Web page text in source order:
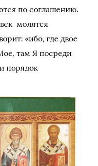
по соглашению.
молятся
«ибо, где двое
там Я посреди
порядок